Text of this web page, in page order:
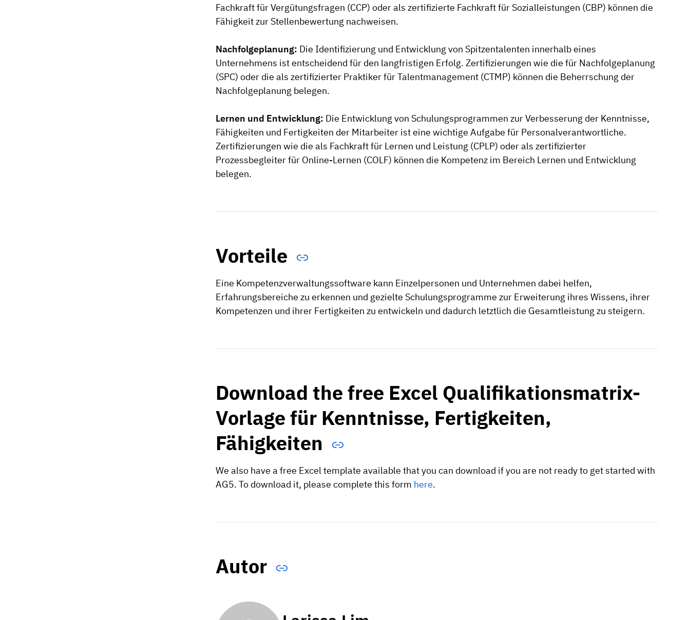
Fachkraft für Vergütungsfragen (CCP) oder als zertifizierte Fachkraft für Sozialleistungen (CBP) können die
Fähigkeit zur Stellenbewertung nachweisen.
Nachfolgeplanung: Die Identifizierung und Entwicklung von Spitzentalenten innerhalb eines
Unternehmens ist entscheidend für den langfristigen Erfolg. Zertifizierungen wie die für Nachfolgeplanung
(SPC) oder die als zertifizierter Praktiker für Talentmanagement (CTMP) können die Beherrschung der
Nachfolgeplanung belegen.
Lernen und Entwicklung: Die Entwicklung von Schulungsprogrammen zur Verbesserung der Kenntnisse,
Fähigkeiten und Fertigkeiten der Mitarbeiter ist eine wichtige Aufgabe für Personalverantwortliche.
Zertifizierungen wie die als Fachkraft für Lernen und Leistung (CPLP) oder als zertifizierter
Prozessbegleiter für Online-Lernen (COLF) können die Kompetenz im Bereich Lernen und Entwicklung
belegen.
Vorteile
Eine Kompetenzverwaltungssoftware kann Einzelpersonen und Unternehmen dabei helfen,
Erfahrungsbereiche zu erkennen und gezielte Schulungsprogramme zur Erweiterung ihres Wissens, ihrer
Kompetenzen und ihrer Fertigkeiten zu entwickeln und dadurch letztlich die Gesamtleistung zu steigern.
Download the free Excel Qualifikationsmatrix-
Vorlage für Kenntnisse, Fertigkeiten,
Fähigkeiten
We also have a free Excel template available that you can download if you are not ready to get started with
AG5. To download it, please complete this form here.
Autor